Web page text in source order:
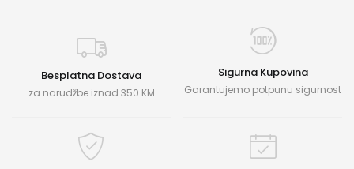
Besplatna Dostava
za narudžbe iznad 350 KM
Sigurna Kupovina
Garantujemo potpunu sigurnost